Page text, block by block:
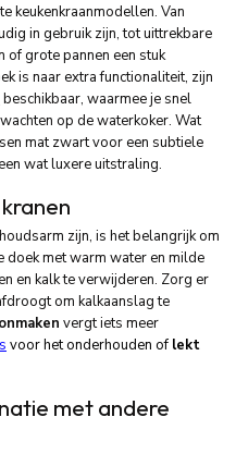
keukenkraanmodellen. Van
in gebruik zijn, tot uittrekbare
of grote pannen een stuk
is naar extra functionaliteit, zijn
beschikbaar, waarmee je snel
op de waterkoker. Wat
mat zwart voor een subtiele
wat luxere uitstraling.
zijn, is het belangrijk om
doek met warm water en milde
en kalk te verwijderen. Zorg er
om kalkaanslag te
vergt iets meer
voor het onderhouden of lekt
met andere